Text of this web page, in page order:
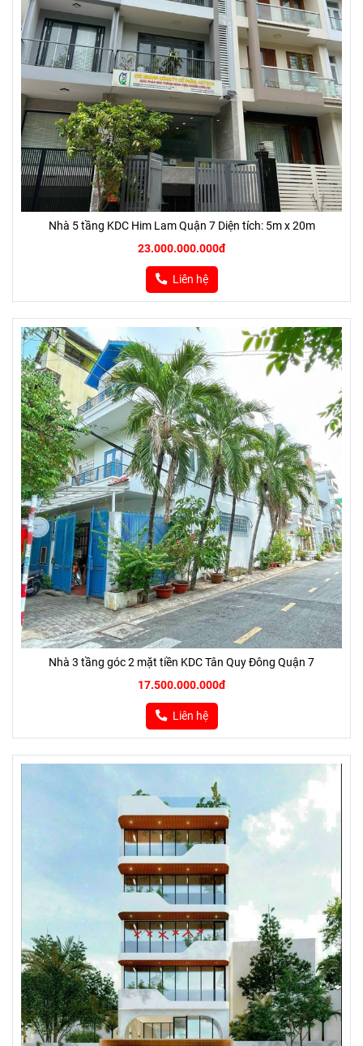
Nhà 5 tầng KDC Him Lam Quận 7 Diện tích: 5m x 20m
23.000.000.000đ
Liên hệ
Nhà 3 tầng góc 2 mặt tiền KDC Tân Quy Đông Quận 7
17.500.000.000đ
Liên hệ